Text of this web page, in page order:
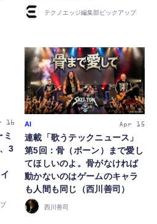
テクノエッジ編集部ピックアップ
16
3
AI Apr 15
連載「歌うテックニュース」
第5回：骨（ボーン）まで愛し
てほしいのよ。骨がなければ
動かないのはゲームのキャラ
も人間も同じ（西川善司）
西川善司